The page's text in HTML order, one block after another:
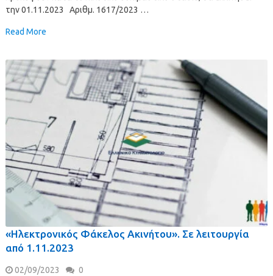
την 01.11.2023 Αριθμ. 1617/2023 …
Read More
«Ηλεκτρονικός Φάκελος Ακινήτου». Σε λειτουργία
από 1.11.2023
02/09/2023 0